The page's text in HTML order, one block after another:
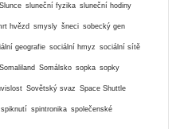
Slunce sluneční fyzika sluneční hodiny
hvězd smysly šneci sobecký gen
geografie sociální hmyz sociální sítě
Somaliland Somálsko sopka sopky
Sovětský svaz Space Shuttle
spiknutí spintronika společenské